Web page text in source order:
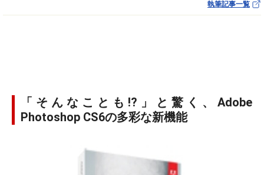
執筆記事一覧
「そんなことも!?」と驚く、Adobe
Photoshop CS6の多彩な新機能